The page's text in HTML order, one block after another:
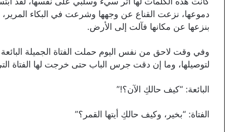
دموعها، نزعت القناع عن وجهها وشرعت في البكاء المرير،
بنزعها عن مكانها فآلت إلى الأرض.
وفي وقت لاحق من نفس اليوم حملت الفتاة الجميلة
لتوصيلها، وما إن دقت جرس الباب حتى خرجت لها الفتاة
البائعة: “كيف حالكِ الآن؟!”
الفتاة: “بخير، وكيف حالكِ أيتها القمر؟”